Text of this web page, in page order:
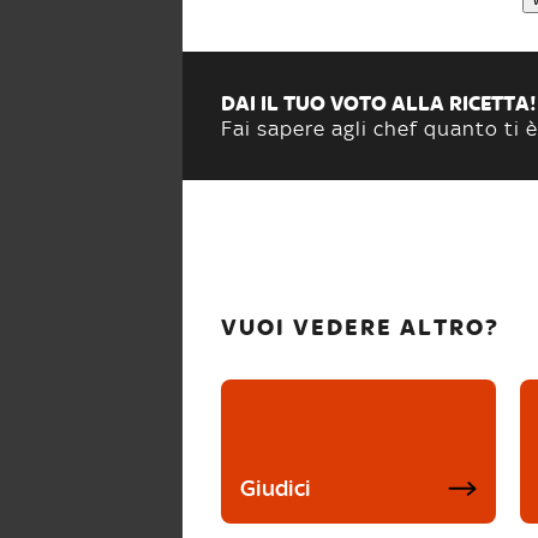
DAI IL TUO VOTO ALLA RICETTA!
Fai sapere agli chef quanto ti
VUOI VEDERE ALTRO?
Giudici